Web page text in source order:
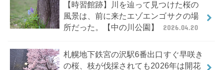
【時習館跡】川を辿って見つけた桜の
風景は、前に来たエゾエンゴサクの場
所だった。【中の川公園】
2026.04.20
札幌地下鉄宮の沢駅6番出口すぐ早咲き
の桜、枝が伐採されても2026年は開花